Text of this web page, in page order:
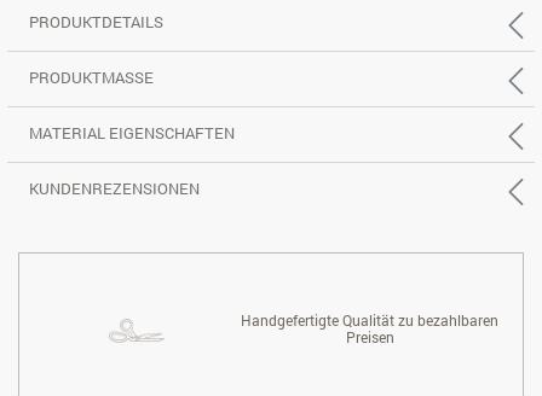
PRODUKTDETAILS
PRODUKTMASSE
MATERIAL EIGENSCHAFTEN
KUNDENREZENSIONEN
Handgefertigte Qualität zu bezahlbaren
Preisen